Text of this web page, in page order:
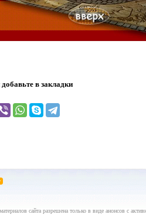
в закладки
сайта разрешена только в виде анонсов с